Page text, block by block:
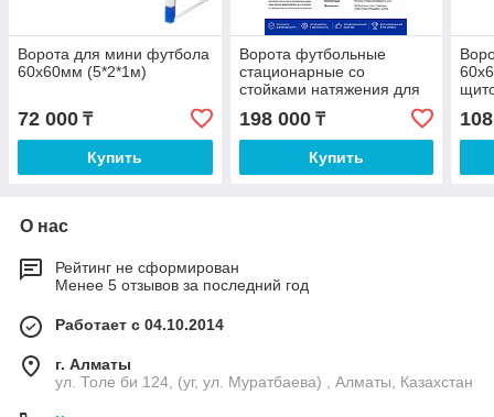
Ворота для мини футбола
60х60мм (5*2*1м)
72 000 ₸
Купить
Ворота футбольные
стационарные со
стойками натяжения для
сетки (7,32х2,44 м)
198 000₸
Купить
О нас
Рейтинг не сформирован
Менее 5 отзывов за последний год
Работает с 04.10.2014
г. Алматы
ул. Толе би 124, (уг, ул. Муратбаева) , Алматы, Казахстан